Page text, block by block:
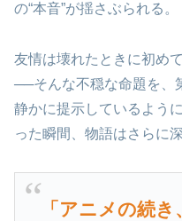
の“本音”が揺さぶられる。
友情は壊れたときに初め
──そんな不穏な命題を、
静かに提示しているよう
った瞬間、物語はさらに
「アニメの続